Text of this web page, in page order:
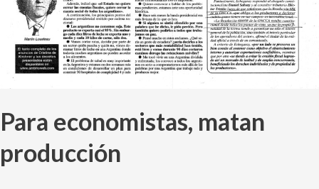
Para economistas, matan
producción